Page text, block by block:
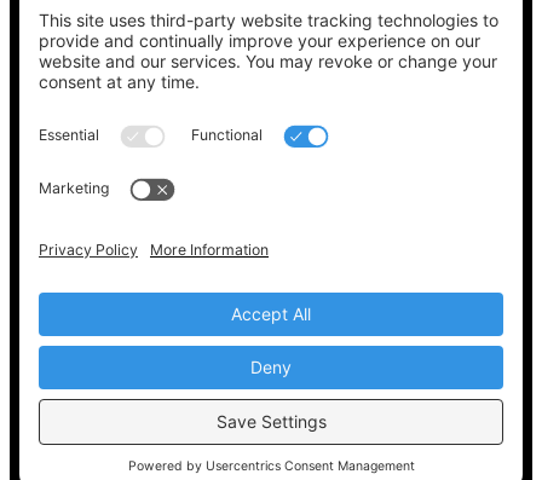
Vea lo que hay en su boleta, encuentre su
lugar de votación, verifique el estado de su
registro y obtenga toda la información
electoral que necesita enVote411.org.
Por favor no utilice:
Derechos de autor © 2022-2024 Coalición de
acceso al voto para todos